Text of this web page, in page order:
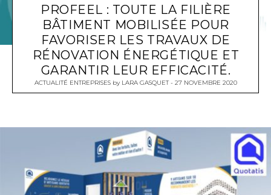
PROFEEL : TOUTE LA FILIÈRE
BÂTIMENT MOBILISÉE POUR
FAVORISER LES TRAVAUX DE
RÉNOVATION ÉNERGÉTIQUE ET
GARANTIR LEUR EFFICACITÉ.
ACTUALITÉ ENTREPRISES by LARA GASQUET 27 NOVEMBRE 2020